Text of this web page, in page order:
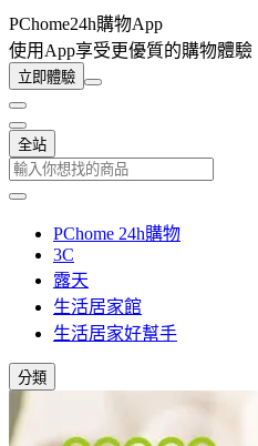
PChome24h購物App
使用App享受更優質的購物體驗
立即體驗
全站
PChome 24h購物
3C
露天
生活居家館
生活居家好幫手
分類